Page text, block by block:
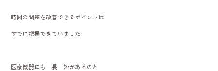
時間の問題を改善できるポイントは
すでに把握できていました
医療機器にも一長一短があるのと